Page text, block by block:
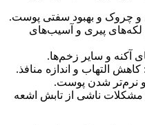
چروک و بهبود سفتی پوست.
پیری و آسیب‌های
آکنه و سایر زخم‌ها.
التهاب و اندازه منافذ.
نرم‌تر شدن پوست.
مشکلات ناشی از تابش اشعه